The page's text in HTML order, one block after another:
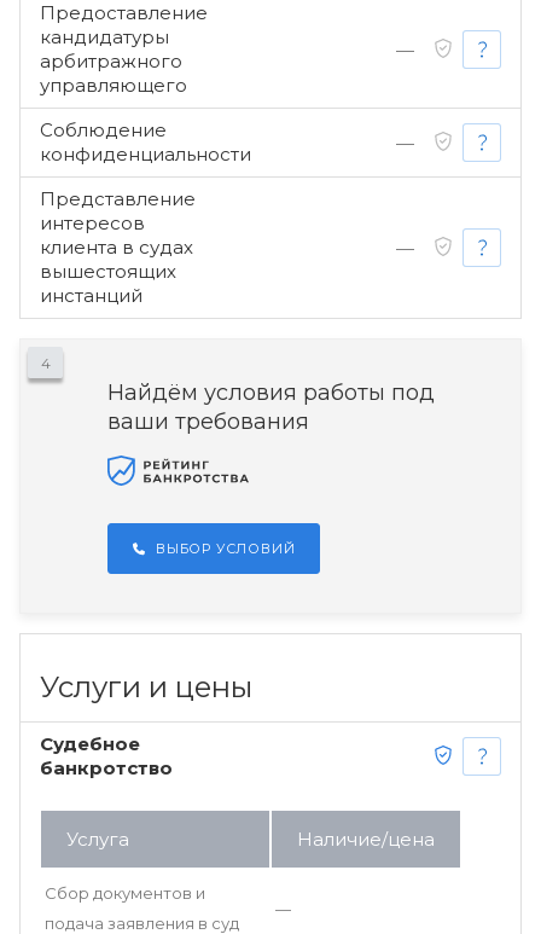
Предоставление
кандидатуры
арбитражного
управляющего
—
Соблюдение
конфиденциальности
—
Представление
интересов
клиента в судах
вышестоящих
инстанций
—
4
Найдём условия работы под
ваши требования
ВЫБОР УСЛОВИЙ
Услуги и цены
Судебное
банкротство
Услуга Наличие/цена
Сбор документов и
подача заявления в суд
—